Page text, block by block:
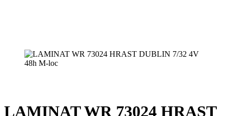
LAMINAT WR 73024 HRAST